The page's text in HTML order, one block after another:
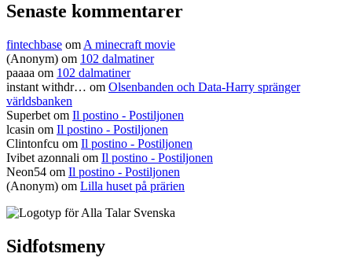
Senaste kommentarer
fintechbase om A minecraft movie
(Anonym) om 102 dalmatiner
paaaa om 102 dalmatiner
instant withdr… om Olsenbanden och Data-Harry spränger
världsbanken
Superbet om Il postino - Postiljonen
lcasin om Il postino - Postiljonen
Clintonfcu om Il postino - Postiljonen
Ivibet azonnali om Il postino - Postiljonen
Neon54 om Il postino - Postiljonen
(Anonym) om Lilla huset på prärien
Sidfotsmeny